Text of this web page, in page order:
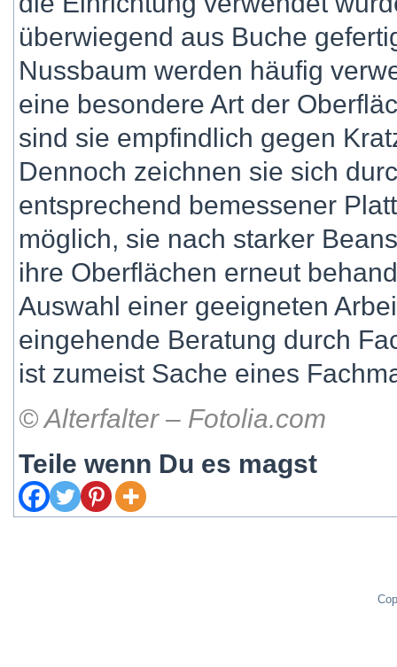
überwiegend aus Buche
Nussbaum werden häufig
eine besondere Art der
sind sie empfindlich gegen
Dennoch zeichnen sie sich
entsprechend bemessener
möglich, sie nach starker
ihre Oberflächen erneut
Auswahl einer geeigneten
eingehende Beratung durch
ist zumeist Sache eines
© Alterfalter – Fotolia.com
Teile wenn Du es magst